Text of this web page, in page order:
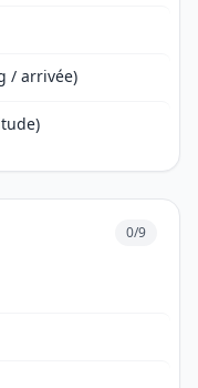
/ arrivée)
0/9